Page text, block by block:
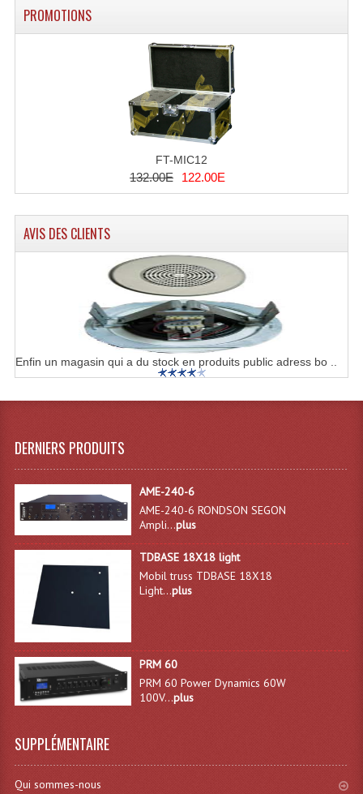
Lampes À Décharges
Lampes De Couleurs
Lampes Dichroique
Lampes Halogenes Divers
Lampes Théatre
Les Packs Light
Lumières Noire
Lyres
Panneaux, Piste Danse À Leds
Projecteur De Gobo
Projecteur Extérieur Multifaisceaux
Projecteur Led Sur Batterie
Projecteurs À Leds D'extérieurs
Projecteurs Leds
Projecteurs Plafonniers Et Encastrés
PROMOTIONS
FT-MIC12
132.00E 122.00E
AVIS DES CLIENTS
Enfin un magasin qui a du stock en produits public adress bo ..
DERNIERS PRODUITS
AME-240-6
AME-240-6 RONDSON SEGON
Ampli...plus
TDBASE 18X18 light
Mobil truss TDBASE 18X18
Light...plus
PRM 60
PRM 60 Power Dynamics 60W
100V...plus
SUPPLÉMENTAIRE
Qui sommes-nous